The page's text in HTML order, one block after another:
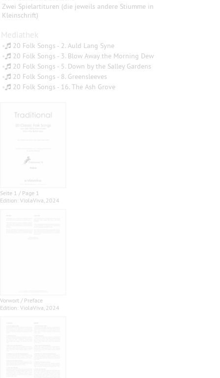
Zwei Spielartituren (die jeweils andere Stiumme in
Kleinschrift)
Mediathek
•
20 Folk Songs - 2. Auld Lang Syne
•
20 Folk Songs - 3. Blow Away the Morning Dew
•
20 Folk Songs - 5. Down by the Salley Gardens
•
20 Folk Songs - 8. Greensleeves
•
20 Folk Songs - 16. The Ash Grove
Seite 1 / Page 1
Edition: ViolaViva, 2024
Vorwort / Preface
Edition: ViolaViva, 2024